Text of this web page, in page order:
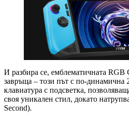
И разбира се, емблематичната RGB
завръща – този път с по-динамична
клавиатура с подсветка,
своя уникален стил, докато
Second).